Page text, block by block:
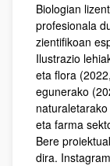
Biologian
profesionala
zientifikoan
Ilustrazio
eta flora
egunerako
eta farma
Bere
dira.